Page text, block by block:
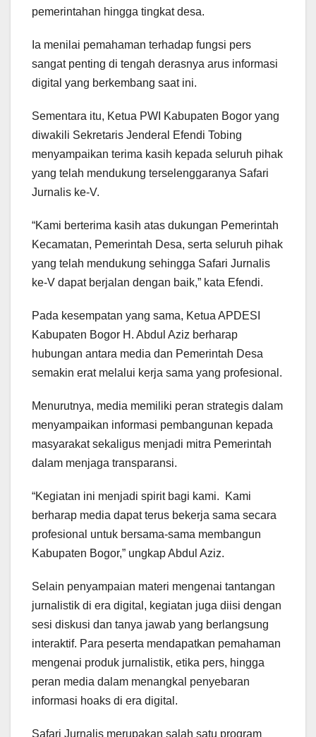
pemerintahan hingga tingkat desa.
Ia menilai pemahaman terhadap fungsi pers
sangat penting di tengah derasnya arus informasi
digital yang berkembang saat ini.
Sementara itu, Ketua PWI Kabupaten Bogor yang
diwakili Sekretaris Jenderal Efendi Tobing
menyampaikan terima kasih kepada seluruh pihak
yang telah mendukung terselenggaranya Safari
Jurnalis ke-V.
“Kami berterima kasih atas dukungan Pemerintah
Kecamatan, Pemerintah Desa, serta seluruh pihak
yang telah mendukung sehingga Safari Jurnalis
ke-V dapat berjalan dengan baik,” kata Efendi.
Pada kesempatan yang sama, Ketua APDESI
Kabupaten Bogor H. Abdul Aziz berharap
hubungan antara media dan Pemerintah Desa
semakin erat melalui kerja sama yang profesional.
Menurutnya, media memiliki peran strategis dalam
menyampaikan informasi pembangunan kepada
masyarakat sekaligus menjadi mitra Pemerintah
dalam menjaga transparansi.
“Kegiatan ini menjadi spirit bagi kami. Kami
berharap media dapat terus bekerja sama secara
profesional untuk bersama-sama membangun
Kabupaten Bogor,” ungkap Abdul Aziz.
Selain penyampaian materi mengenai tantangan
jurnalistik di era digital, kegiatan juga diisi dengan
sesi diskusi dan tanya jawab yang berlangsung
interaktif. Para peserta mendapatkan pemahaman
mengenai produk jurnalistik, etika pers, hingga
peran media dalam menangkal penyebaran
informasi hoaks di era digital.
Safari Jurnalis merupakan salah satu program